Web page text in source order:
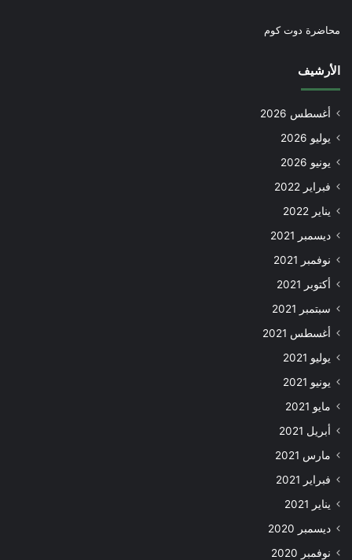
محاضرة دوت كوم
الأرشيف
أغسطس 2026
يوليو 2026
يونيو 2026
فبراير 2022
يناير 2022
ديسمبر 2021
نوفمبر 2021
أكتوبر 2021
سبتمبر 2021
أغسطس 2021
يوليو 2021
يونيو 2021
مايو 2021
أبريل 2021
مارس 2021
فبراير 2021
يناير 2021
ديسمبر 2020
نوفمبر 2020